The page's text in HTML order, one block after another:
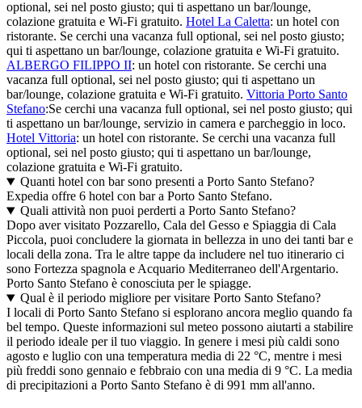
optional, sei nel posto giusto; qui ti aspettano un bar/lounge,
colazione gratuita e Wi-Fi gratuito. Hotel La Caletta: un hotel con
ristorante. Se cerchi una vacanza full optional, sei nel posto giusto;
qui ti aspettano un bar/lounge, colazione gratuita e Wi-Fi gratuito.
ALBERGO FILIPPO II: un hotel con ristorante. Se cerchi una
vacanza full optional, sei nel posto giusto; qui ti aspettano un
bar/lounge, colazione gratuita e Wi-Fi gratuito. Vittoria Porto Santo
Stefano:Se cerchi una vacanza full optional, sei nel posto giusto; qui
ti aspettano un bar/lounge, servizio in camera e parcheggio in loco.
Hotel Vittoria: un hotel con ristorante. Se cerchi una vacanza full
optional, sei nel posto giusto; qui ti aspettano un bar/lounge,
colazione gratuita e Wi-Fi gratuito.
Quanti hotel con bar sono presenti a Porto Santo Stefano?
Expedia offre 6 hotel con bar a Porto Santo Stefano.
Quali attività non puoi perderti a Porto Santo Stefano?
Dopo aver visitato Pozzarello, Cala del Gesso e Spiaggia di Cala
Piccola, puoi concludere la giornata in bellezza in uno dei tanti bar e
locali della zona. Tra le altre tappe da includere nel tuo itinerario ci
sono Fortezza spagnola e Acquario Mediterraneo dell'Argentario.
Porto Santo Stefano è conosciuta per le spiagge.
Qual è il periodo migliore per visitare Porto Santo Stefano?
I locali di Porto Santo Stefano si esplorano ancora meglio quando fa
bel tempo. Queste informazioni sul meteo possono aiutarti a stabilire
il periodo ideale per il tuo viaggio. In genere i mesi più caldi sono
agosto e luglio con una temperatura media di 22 °C, mentre i mesi
più freddi sono gennaio e febbraio con una media di 9 °C. La media
di precipitazioni a Porto Santo Stefano è di 991 mm all'anno.